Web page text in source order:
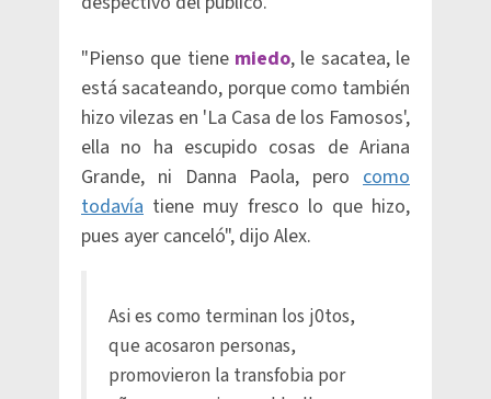
"Pienso que tiene miedo, le sacatea, le
está sacateando, porque como también
hizo vilezas en 'La Casa de los Famosos',
ella no ha escupido cosas de Ariana
Grande, ni Danna Paola, pero como
todavía tiene muy fresco lo que hizo,
pues ayer canceló", dijo Alex.
Asi es como terminan los j0tos,
que acosaron personas,
promovieron la transfobia por